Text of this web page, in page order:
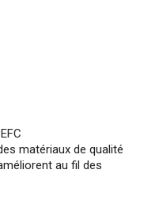
matériaux de qualité
au fil des